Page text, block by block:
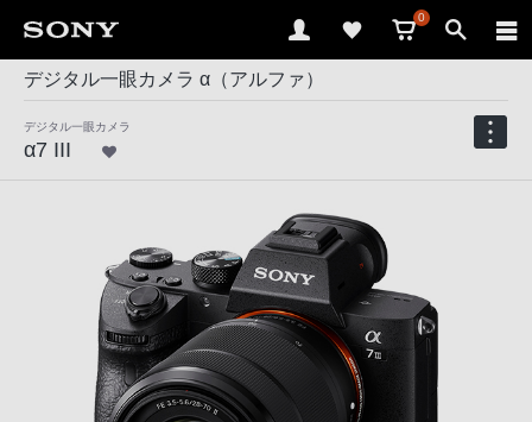
0
デジタル一眼カメラ α（アルファ）
デジタル一眼カメラ
α7 III